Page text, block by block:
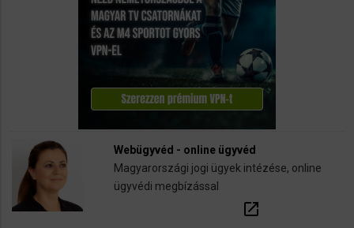
Webügyvéd - online ügyvéd
Magyarországi jogi ügyek intézése, online
ügyvédi megbízással
open_in_new